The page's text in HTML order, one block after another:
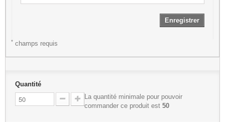
Enregistrer
* champs requis
Quantité
La quantité minimale pour pouvoir
commander ce produit est 50